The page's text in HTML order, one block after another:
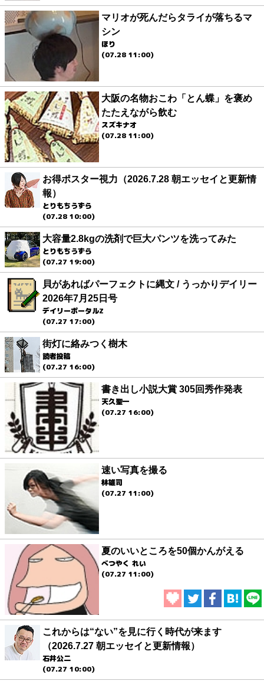
マリオが死んだらタライが落ちるマ
シン
ほり
(07.28 11:00)
大阪の名物おこわ「とん蝶」を褒め
たたえながら飲む
スズキナオ
(07.28 11:00)
お得ポスター視力（2026.7.28 朝エッセイと更新情
報）
とりもちうずら
(07.28 10:00)
大容量2.8kgの洗剤で巨大パンツを洗ってみた
とりもちうずら
(07.27 19:00)
貝があればパーフェクトに縄文 / うっかりデイリー
2026年7月25日号
デイリーポータルZ
(07.27 17:00)
街灯に絡みつく樹木
読者投稿
(07.27 16:00)
書き出し小説大賞 305回秀作発表
天久聖一
(07.27 16:00)
速い写真を撮る
林雄司
(07.27 11:00)
夏のいいところを50個かんがえる
べつやく れい
(07.27 11:00)
これからは“ない”を見に行く時代が来ます
（2026.7.27 朝エッセイと更新情報）
石井公二
(07.27 10:00)